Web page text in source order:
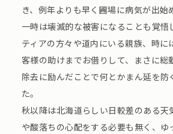
き、例年よりも早く圃場に病気が出始
一時は壊滅的な被害になることも覚悟
ティアの方々や道内にいる親族、時に
客様の助けまでお借りして、まさに総
除去に励んだことで何とかまん延を防
た。
秋以降は北海道らしい日較差のある天
や酸落ちの心配をする必要も無く、ゆ